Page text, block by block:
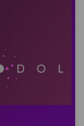
sy’n llawn
cemeg.